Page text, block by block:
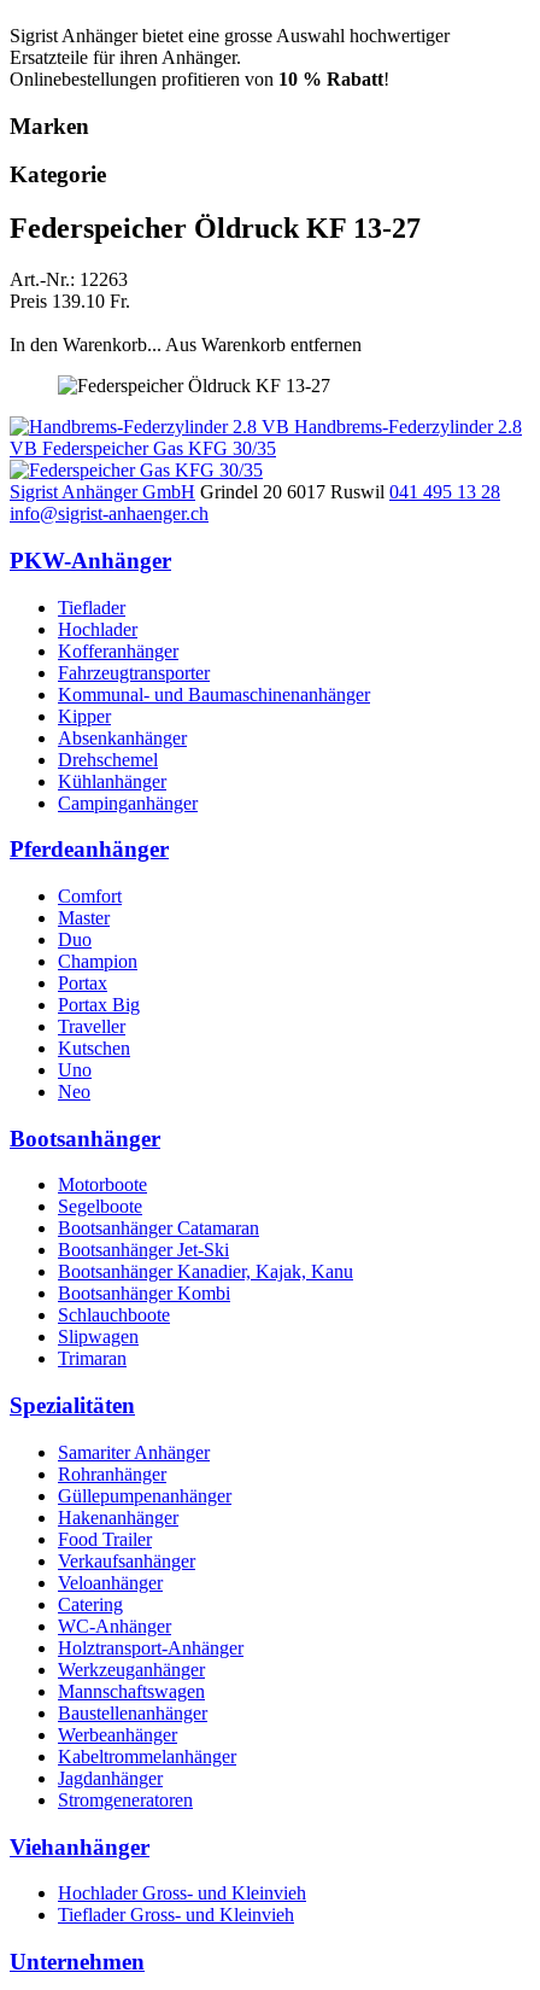
Sigrist Anhänger bietet eine grosse Auswahl hochwertiger
Ersatzteile für ihren Anhänger.
Onlinebestellungen profitieren von 10 % Rabatt!
Marken
Kategorie
Federspeicher Öldruck KF 13-27
Art.-Nr.: 12263
Preis 139.10 Fr.
In den Warenkorb... Aus Warenkorb entfernen
Handbrems-Federzylinder 2.8
VB Federspeicher Gas KFG 30/35
Sigrist Anhänger GmbH Grindel 20 6017 Ruswil 041 495 13 28
info@sigrist-anhaenger.ch
PKW-Anhänger
Tieflader
Hochlader
Kofferanhänger
Fahrzeugtransporter
Kommunal- und Baumaschinenanhänger
Kipper
Absenkanhänger
Drehschemel
Kühlanhänger
Campinganhänger
Pferdeanhänger
Comfort
Master
Duo
Champion
Portax
Portax Big
Traveller
Kutschen
Uno
Neo
Bootsanhänger
Motorboote
Segelboote
Bootsanhänger Catamaran
Bootsanhänger Jet-Ski
Bootsanhänger Kanadier, Kajak, Kanu
Bootsanhänger Kombi
Schlauchboote
Slipwagen
Trimaran
Spezialitäten
Samariter Anhänger
Rohranhänger
Güllepumpenanhänger
Hakenanhänger
Food Trailer
Verkaufsanhänger
Veloanhänger
Catering
WC-Anhänger
Holztransport-Anhänger
Werkzeuganhänger
Mannschaftswagen
Baustellenanhänger
Werbeanhänger
Kabeltrommelanhänger
Jagdanhänger
Stromgeneratoren
Viehanhänger
Hochlader Gross- und Kleinvieh
Tieflader Gross- und Kleinvieh
Unternehmen